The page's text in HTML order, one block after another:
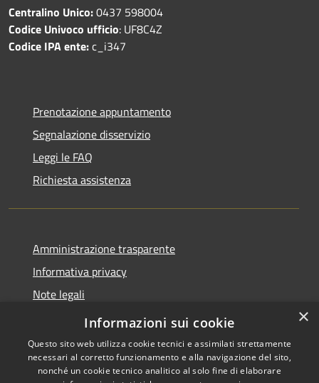
Centralino Unico:0437 598004
Codice Univoco ufficio: UF8C4Z
Codice IPA ente:c_i347
Prenotazione appuntamento
Segnalazione disservizio
Leggi le FAQ
Richiesta assistenza
Amministrazione trasparente
Informativa privacy
Note legali
Dichiarazione di accessibilità
×
Informazioni sui cookie
Questo sito web utilizza cookie tecnici e assimilati strettamente
necessari al corretto funzionamento e alla navigazione del sito,
nonché un cookie tecnico analitico al solo fine di elaborare